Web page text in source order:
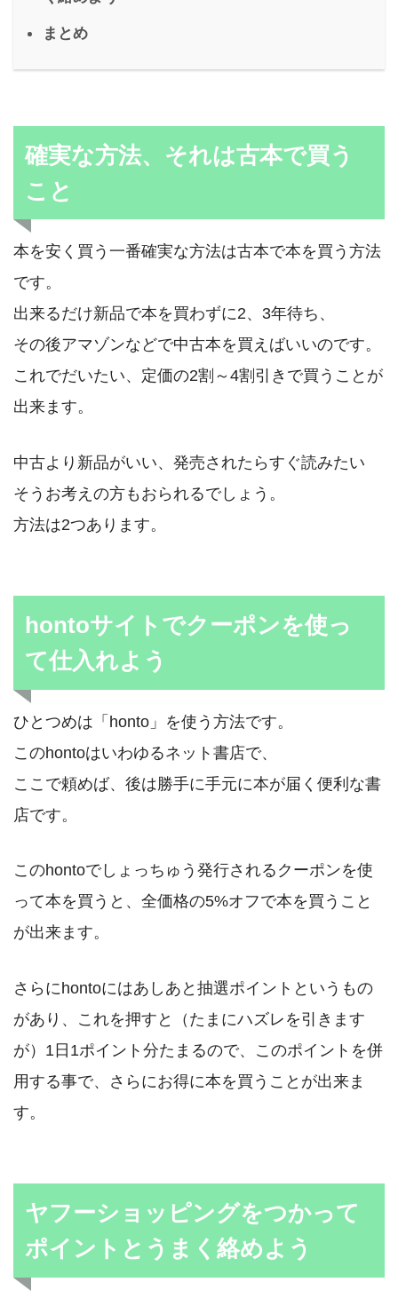
まとめ
確実な方法、それは古本で買う
こと
本を安く買う一番確実な方法は古本で本を買う方法
です。
出来るだけ新品で本を買わずに2、3年待ち、
その後アマゾンなどで中古本を買えばいいのです。
これでだいたい、定価の2割～4割引きで買うことが
出来ます。
中古より新品がいい、発売されたらすぐ読みたい
そうお考えの方もおられるでしょう。
方法は2つあります。
hontoサイトでクーポンを使っ
て仕入れよう
ひとつめは「honto」を使う方法です。
このhontoはいわゆるネット書店で、
ここで頼めば、後は勝手に手元に本が届く便利な書
店です。
このhontoでしょっちゅう発行されるクーポンを使
って本を買うと、全価格の5%オフで本を買うこと
が出来ます。
さらにhontoにはあしあと抽選ポイントというもの
があり、これを押すと（たまにハズレを引きます
が）1日1ポイント分たまるので、このポイントを併
用する事で、さらにお得に本を買うことが出来ま
す。
ヤフーショッピングをつかって
ポイントとうまく絡めよう